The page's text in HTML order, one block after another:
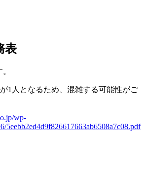
表
1人となるため、混雑する可能性がご
wp-
5eebb2ed4d9f826617663ab6508a7c08.pdf